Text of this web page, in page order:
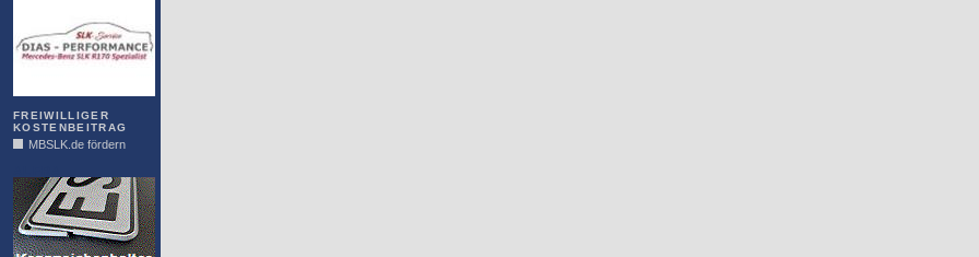
FREIWILLIGER
KOSTENBEITRAG
MBSLK.de fördern